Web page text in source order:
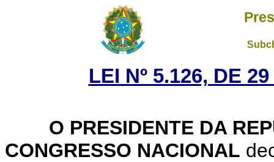
LEI Nº 5.126, DE
O PRESIDENTE DA
CONGRESSO NACIONAL